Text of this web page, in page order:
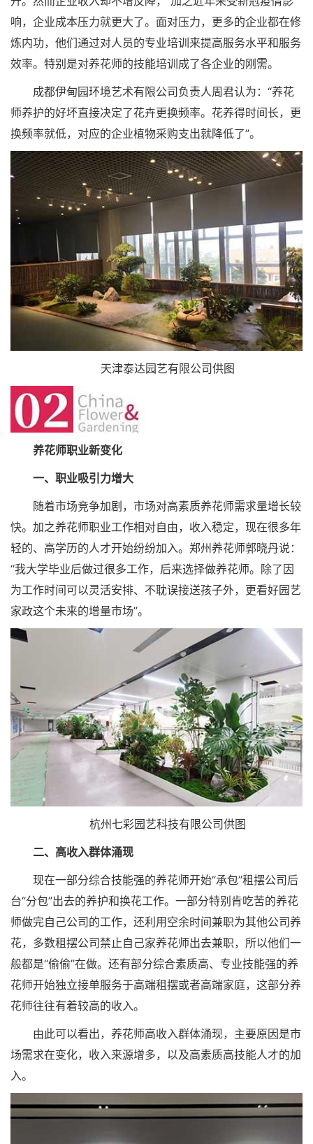
响，企业成本压力就更大了。面对压力，更多的企业都在修
炼内功，他们通过对人员的专业培训来提高服务水平和服务
效率。特别是对养花师的技能培训成了各企业的刚需。
成都伊甸园环境艺术有限公司负责人周君认为：“养花
师养护的好坏直接决定了花卉更换频率。花养得时间长，更
换频率就低，对应的企业植物采购支出就降低了”。
天津泰达园艺有限公司供图
养花师职业新变化
一、职业吸引力增大
随着市场竞争加剧，市场对高素质养花师需求量增长较
快。加之养花师职业工作相对自由，收入稳定，现在很多年
轻的、高学历的人才开始纷纷加入。郑州养花师郭晓丹说：
“我大学毕业后做过很多工作，后来选择做养花师。除了因
为工作时间可以灵活安排、不耽误接送孩子外，更看好园艺
家政这个未来的增量市场”。
杭州七彩园艺科技有限公司供图
二、高收入群体涌现
现在一部分综合技能强的养花师开始“承包”租摆公司后
台“分包”出去的养护和换花工作。一部分特别肯吃苦的养花
师做完自己公司的工作，还利用空余时间兼职为其他公司养
花，多数租摆公司禁止自己家养花师出去兼职，所以他们一
般都是“偷偷”在做。还有部分综合素质高、专业技能强的养
花师开始独立接单服务于高端租摆或者高端家庭，这部分养
花师往往有着较高的收入。
由此可以看出，养花师高收入群体涌现，主要原因是市
场需求在变化，收入来源增多，以及高素质高技能人才的加
入。